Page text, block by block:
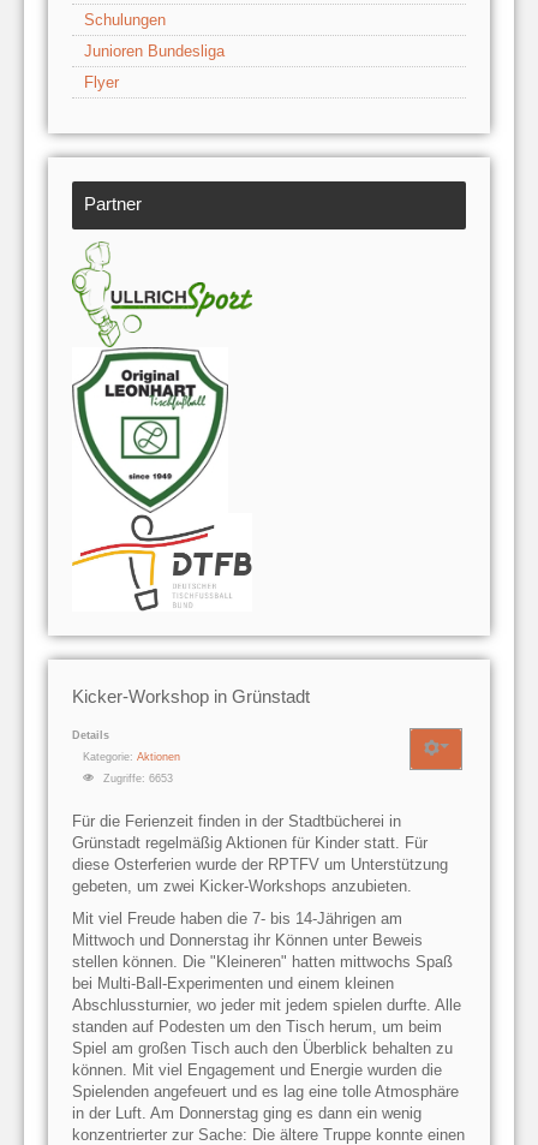
Schulungen
Junioren Bundesliga
Flyer
Partner
Kicker-Workshop in Grünstadt
Details
Kategorie: Aktionen
Zugriffe: 6653
Für die Ferienzeit finden in der Stadtbücherei in
Grünstadt regelmäßig Aktionen für Kinder statt. Für
diese Osterferien wurde der RPTFV um Unterstützung
gebeten, um zwei Kicker-Workshops anzubieten.
Mit viel Freude haben die 7- bis 14-Jährigen am
Mittwoch und Donnerstag ihr Können unter Beweis
stellen können. Die "Kleineren" hatten mittwochs Spaß
bei Multi-Ball-Experimenten und einem kleinen
Abschlussturnier, wo jeder mit jedem spielen durfte. Alle
standen auf Podesten um den Tisch herum, um beim
Spiel am großen Tisch auch den Überblick behalten zu
können. Mit viel Engagement und Energie wurden die
Spielenden angefeuert und es lag eine tolle Atmosphäre
in der Luft. Am Donnerstag ging es dann ein wenig
konzentrierter zur Sache: Die ältere Truppe konnte einen